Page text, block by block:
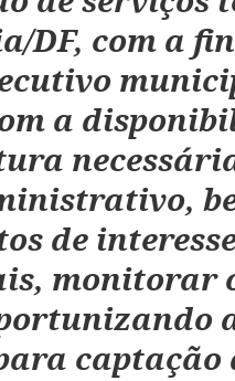
DF, com a
a
de
monitorar
captação